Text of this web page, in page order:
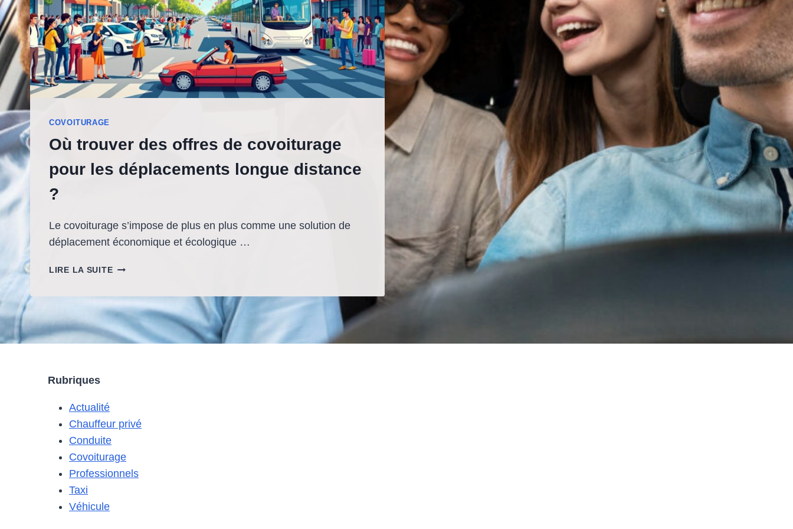
COVOITURAGE
Où trouver des offres de covoiturage
pour les déplacements longue distance
?
Le covoiturage s’impose de plus en plus comme une solution de
déplacement économique et écologique …
LIRE LA SUITEOÙ
DES
OFFRES
DE
COVOITURAGE
Rubriques
Actualité
Chauffeur privé
Conduite
Covoiturage
Professionnels
Taxi
Véhicule